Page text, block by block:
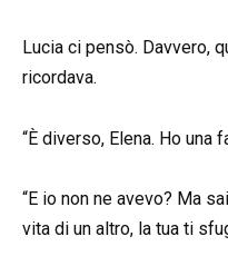
Lucia ci pensò. Davvero,
ricordava.
“È diverso, Elena. Ho una
“E io non ne avevo? Ma
vita di un altro, la tua ti